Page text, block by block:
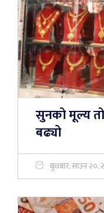
सुनको मूल्य
बढ्यो
बुधबार, साउन २०,